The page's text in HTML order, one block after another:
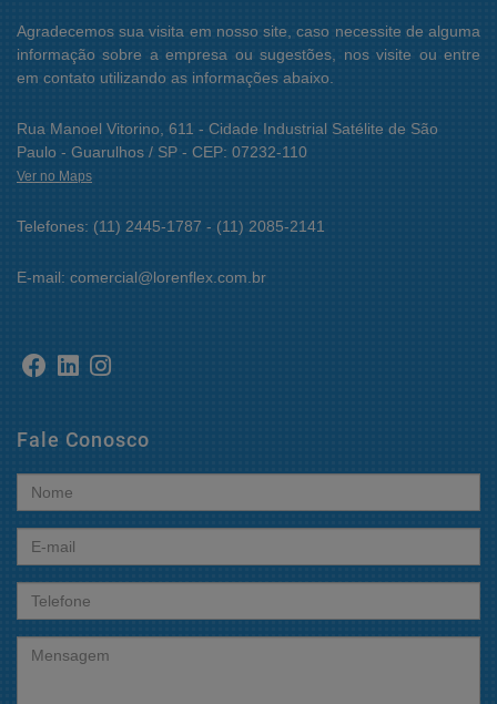
Agradecemos sua visita em nosso site, caso necessite de alguma
informação sobre a empresa ou sugestões, nos visite ou entre
em contato utilizando as informações abaixo.
Rua Manoel Vitorino, 611 - Cidade Industrial Satélite de São
Paulo - Guarulhos / SP - CEP: 07232-110
Ver no Maps
Telefones: (11) 2445-1787 - (11) 2085-2141
E-mail: comercial@lorenflex.com.br
Fale Conosco